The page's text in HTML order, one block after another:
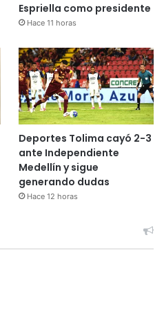
Espriella como presidente
Hace 11 horas
Deportes Tolima cayó 2-3
ante Independiente
Medellín y sigue
generando dudas
Hace 12 horas